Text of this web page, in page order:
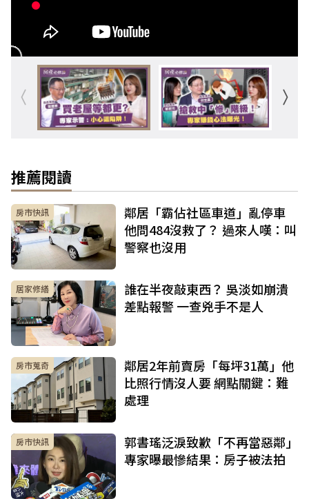
推薦閱讀
房市快訊
鄰居「霸佔社區車道」亂停車
他問484沒救了？ 過來人嘆：叫
警察也沒用
居家修繕
誰在半夜敲東西？ 吳淡如崩潰
差點報警 一查兇手不是人
房市蒐奇
鄰居2年前賣房「每坪31萬」他
比照行情沒人要 網點關鍵：難
處理
房市快訊
郭書瑤泛淚致歉「不再當惡鄰」
專家曝最慘結果：房子被法拍